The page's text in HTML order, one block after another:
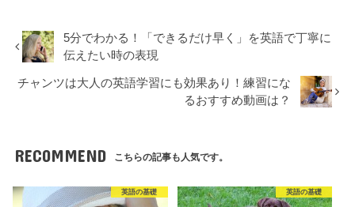
5分でわかる！「できるだけ早く」を英語で丁寧に
伝えたい時の表現
チャンツは大人の英語学習にも効果あり！練習にな
るおすすめ動画は？
RECOMMEND こちらの記事も人気です。
英語の基礎 英語の基礎